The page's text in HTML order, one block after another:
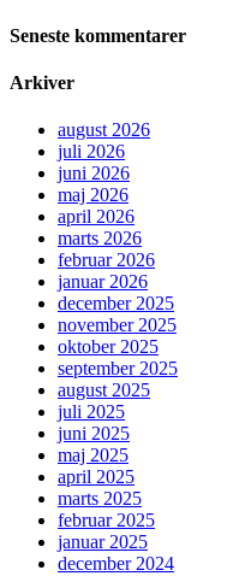
Seneste kommentarer
Arkiver
august 2026
juli 2026
juni 2026
maj 2026
april 2026
marts 2026
februar 2026
januar 2026
december 2025
november 2025
oktober 2025
september 2025
august 2025
juli 2025
juni 2025
maj 2025
april 2025
marts 2025
februar 2025
januar 2025
december 2024